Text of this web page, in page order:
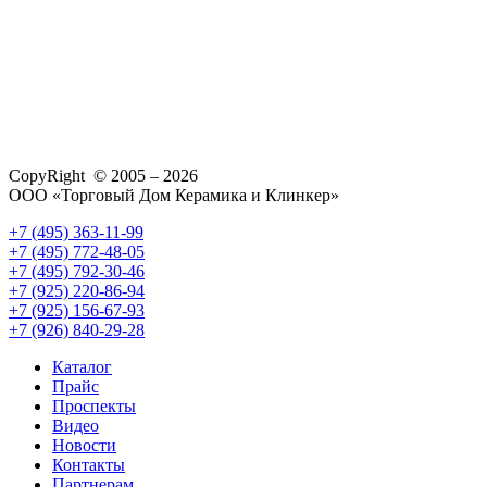
CopyRight © 2005 – 2026
ООО «Торговый Дом Керамика и Клинкер»
+7 (495) 363-11-99
+7 (495) 772-48-05
+7 (495) 792-30-46
+7 (925) 220-86-94
+7 (925) 156-67-93
+7 (926) 840-29-28
Каталог
Прайс
Проспекты
Видео
Новости
Контакты